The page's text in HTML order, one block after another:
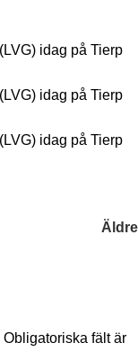
Äldre
Obligatoriska fält är